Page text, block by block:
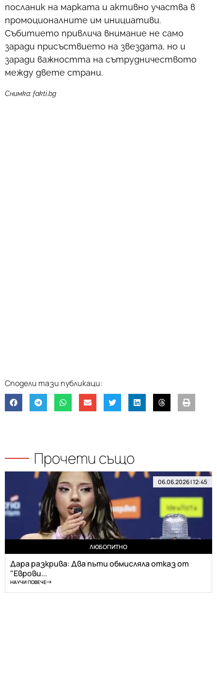
посланик на марката и активно участва в
промоционалните им инициативи.
Събитието привлича внимание не само
заради присъствието на звездата, но и
заради важността на сътрудничеството
между двете страни.
Снимка: fakti.bg
Прочети също
06.06.2026 | 12:45
ЛЮБОПИТНО
Дара разкрива: Два пъти обмисляла отказ от
"Еврови...
НАУЧИ ПОВЕЧЕ